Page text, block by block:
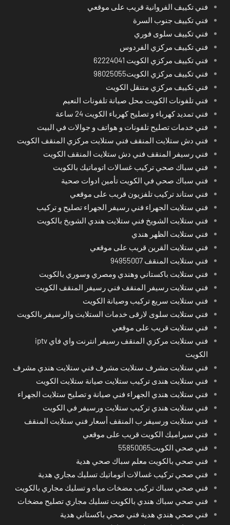
فني تكييف الفروانية قريب على موقعي
فني تكييف جنوب السرة
فني تكييف سلوى فوري
فني تكييف مركزي الفردوس
فني تكييف مركزي الكويت 62224041
فني تكييف مركزي الكويت98025055
فني تكييف مركزي متنقل الكويت
فني تلفونات الكويت محل صيانة تلفونات النعيم
فني تمديد كهرباء و تصليح كهرباء الكويت 24 ساعة
فني خدمات تصليح تلفونات و هواتف و جوالات في البيت
فني دش ستلايت المنقف فني ستلايت مركزي المنقف الكويت
فني رسيفر المنقف فني دش ستلايت المنقف الكويت
فني سباك صحي تركيب غسالات اتوماتيك بالكويت
فني سباك صحي في الكويت تأمين ادوات صحية
فني ستاند تركيب تلفزيون قريب على موقعي
فني ستلايت الجهراء فني رسيفر الجهراء تصليح و تركيب
فني ستلايت الشويخ فني ستلايت هندي الشويخ بالكويت
فني ستلايت الظهر هندي
فني ستلايت القرين قريب على موقعي
فني ستلايت المنقف 94955007
فني ستلايت باكستاني وهندي ومصري وسوري بالكويت
فني ستلايت رسيفر المنقف فني رسيفر المنقف الكويت
فني ستلايت سريع تركيب وصيانة الكويت
فني ستلايت سلوى لارقى خدمات الستلايت والرسيفر بالكويت
فني ستلايت قريب على موقعي
فني ستلايت مركزي المنقف رسيفر انترنت واي فاي iptv
الكويت
فني ستلايت مشرف ستلايت مشرف فني ستلايت هندي مشرف
فني ستلايت هندى تركيب ستلايت صيانة ستلايت الكويت
فني ستلايت هندي الجهراء فني صيانة و تصليح ستلايت الجهراء
فني ستلايت هندي تركيب ستلايت ورسيفر في الكويت
فني ستلايت ورسيفر ب المنقف أسعار فني ستلايت المنقف
فني سيراميك الكويت قريب على موقعي
فني صحي الكويت55850065
فني صحي بالكويت معلم سباك صحي هدية
فني صحي تركيب غسالات اتوماتيك تسليك مجاري هدية
فني صحي سباك تركيب مضخات مياه و تسليك مجاري بالكويت
فني صحي سباك هندي بالكويت تسليك مجاري تصليح مضخات
فني صحي هندي هدية فني صحي باكستاني هدية